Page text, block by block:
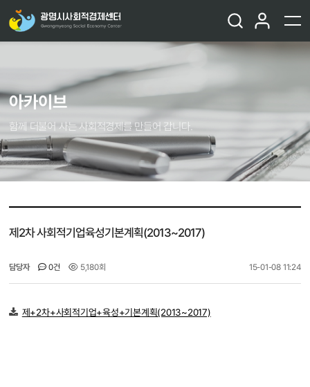
아카이브
함께 더불어 사는 사회적경제를 만들어 갑니다.
제2차 사회적기업육성기본계획(2013~2017)
담당자 0건 5,180회 15-01-08 11:24
제+2차+사회적기업+육성+기본계획(2013~2017)